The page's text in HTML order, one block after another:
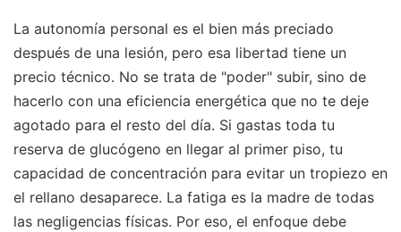
La autonomía personal es el bien más preciado
después de una lesión, pero esa libertad tiene un
precio técnico. No se trata de "poder" subir, sino de
hacerlo con una eficiencia energética que no te deje
agotado para el resto del día. Si gastas toda tu
reserva de glucógeno en llegar al primer piso, tu
capacidad de concentración para evitar un tropiezo en
el rellano desaparece. La fatiga es la madre de todas
las negligencias físicas. Por eso, el enfoque debe